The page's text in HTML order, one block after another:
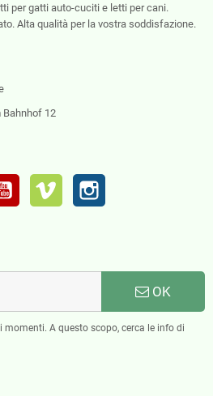
per gatti auto-cuciti e letti per cani.
Alta qualità per la vostra soddisfazione.
Bahnhof 12
YouTube Vimeo
OK
A questo scopo, cerca le info di